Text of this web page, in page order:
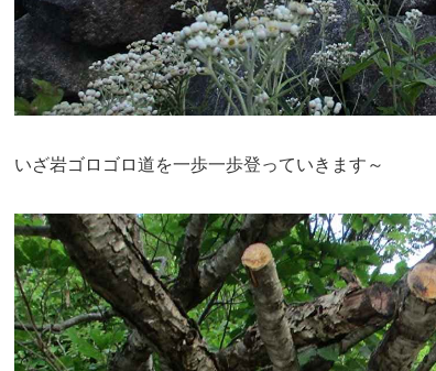
いざ岩ゴロゴロ道を一歩一歩登っていきます～